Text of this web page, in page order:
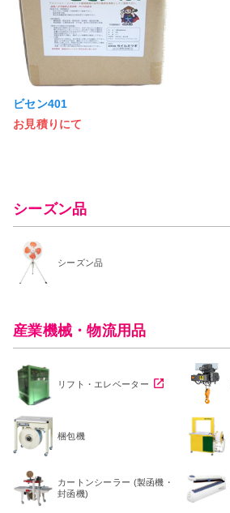
ビセン401
お見積りにて
シーズン品
シーズン品
産業機械・物流用品
リフト・エレベーター
梱包機
カートンシーラー (製函機・
封函機)